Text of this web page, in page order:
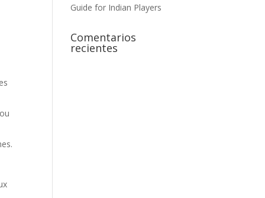
Guide for Indian Players
Comentarios
recientes